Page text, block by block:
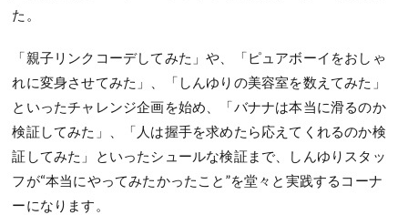
た。
「親子リンクコーデしてみた」や、「ピュアボーイをおしゃ
れに変身させてみた」、「しんゆりの美容室を数えてみた」
といったチャレンジ企画を始め、「バナナは本当に滑るのか
検証してみた」、「人は握手を求めたら応えてくれるのか検
証してみた」といったシュールな検証まで、しんゆりスタッ
フが“本当にやってみたかったこと”を堂々と実践するコーナ
ーになります。